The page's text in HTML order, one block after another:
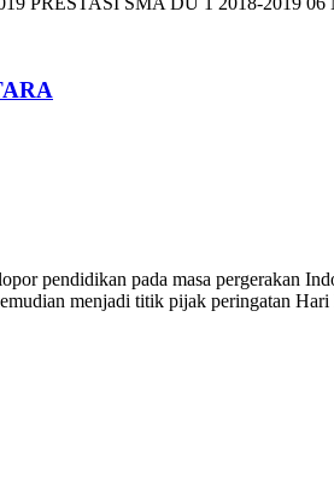
pendidikan pada masa pergerakan
menjadi titik pijak peringatan